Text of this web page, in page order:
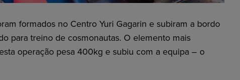
formados no Centro Yuri Gagarin e subiram a bordo
para treino de cosmonautas. O elemento mais
operação pesa 400kg e subiu com a equipa – o